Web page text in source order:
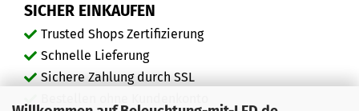
SICHER EINKAUFEN
Trusted Shops Zertifizierung
Schnelle Lieferung
Sichere Zahlung durch SSL